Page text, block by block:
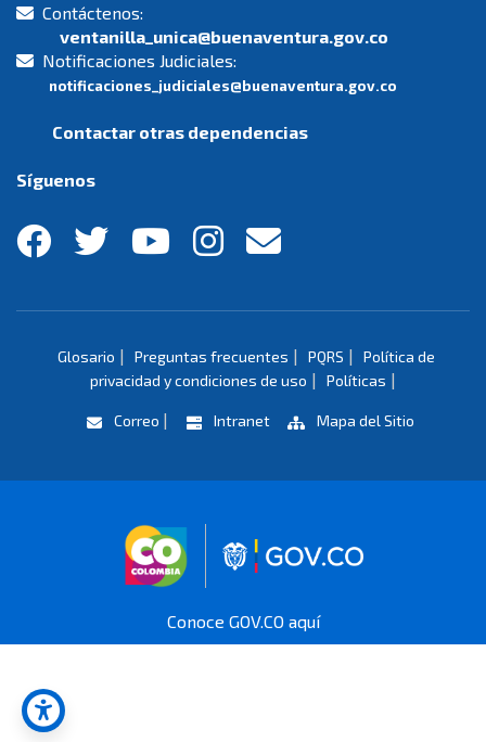
Contáctenos:
ventanilla_unica@buenaventura.gov.co
Notificaciones Judiciales:
notificaciones_judiciales@buenaventura.gov.co
Contactar otras dependencias
Síguenos
Glosario | Preguntas frecuentes | PQRS |
Política de
privacidad y condiciones de uso | Políticas |
Correo | Intranet Mapa del Sitio
Logo marca Colombia
Logo Gobierno
Conoce GOV.CO aquí